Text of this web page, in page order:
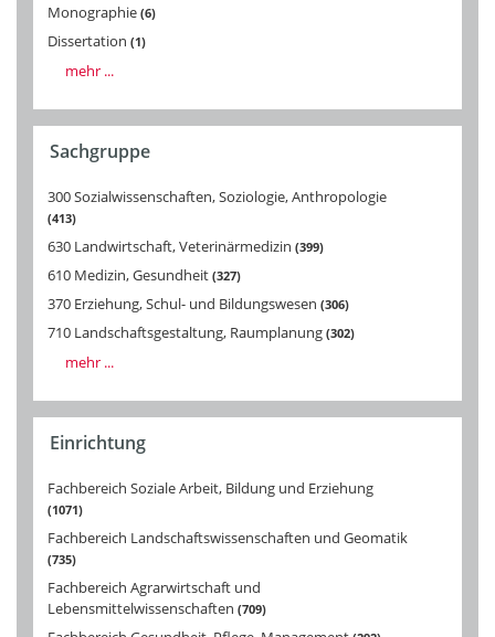
Monographie 6
Dissertation 1
mehr ...
Sachgruppe
300 Sozialwissenschaften, Soziologie, Anthropologie
413
630 Landwirtschaft, Veterinärmedizin 399
610 Medizin, Gesundheit 327
370 Erziehung, Schul- und Bildungswesen 306
710 Landschaftsgestaltung, Raumplanung 302
mehr ...
Einrichtung
Fachbereich Soziale Arbeit, Bildung und Erziehung
1071
Fachbereich Landschaftswissenschaften und Geomatik
735
Fachbereich Agrarwirtschaft und
Lebensmittelwissenschaften 709